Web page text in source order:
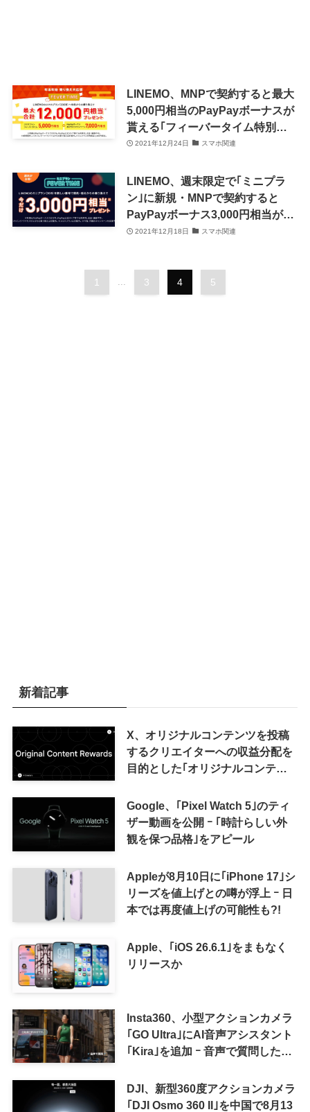
LINEMO、MNPで契約すると最大
5,000円相当のPayPayボーナスが
貰える｢フィーバータイム特別版｣
を開催中（1月11日まで）
2021年12月24日 スマホ関連
LINEMO、週末限定で｢ミニプラ
ン｣に新規・MNPで契約すると
PayPayボーナス3,000円相当が貰
えるフィーバータイムセールを開
2021年12月18日 スマホ関連
1 3 4 5
新着記事
X、オリジナルコンテンツを投稿
するクリエイターへの収益分配を
目的とした｢オリジナルコンテン
来の｢収益分配｣は廃止
Google、｢Pixel Watch 5｣のティ
ザー動画を公開 ｰ ｢時計らしい外
観を保つ品格｣をアピール
Appleが8月10日に｢iPhone 17｣シ
リーズを値上げとの噂が浮上 ｰ 日
本では再度値上げの可能性も?!
Apple、｢iOS 26.6.1｣をまもなく
リリースか
Insta360、小型アクションカメラ
｢GO Ultra｣にAI音声アシスタント
｢Kira｣を追加 ｰ 音声で質問した
可能に
DJI、新型360度アクションカメラ
｢DJI Osmo 360 II｣を中国で8月13